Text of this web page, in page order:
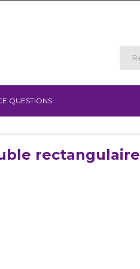
QUESTIONS
rectangulaire